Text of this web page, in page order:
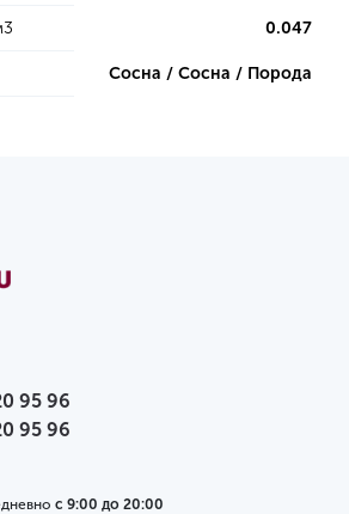
0.047
Сосна / Сосна / Порода
95 96
95 96
с 9:00 до 20:00